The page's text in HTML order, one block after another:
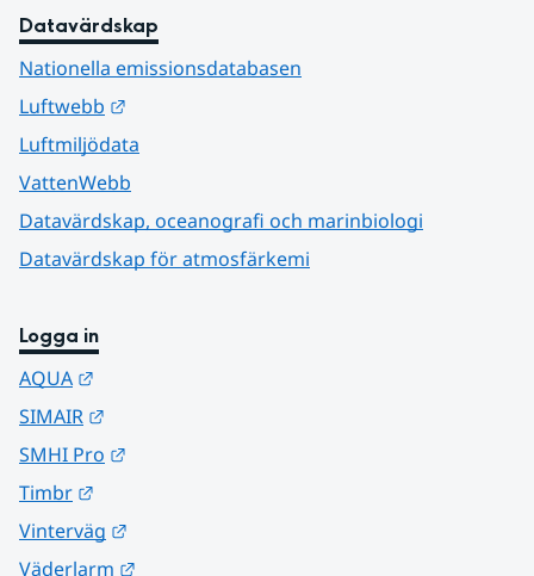
Datavärdskap
Nationella emissionsdatabasen
Luftwebb
Luftmiljödata
VattenWebb
Datavärdskap, oceanografi och marinbiologi
Datavärdskap för atmosfärkemi
Logga in
AQUA
SIMAIR
SMHI Pro
Timbr
Vinterväg
Väderlarm